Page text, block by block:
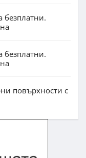
безплатни.
безплатни.
повърхности с